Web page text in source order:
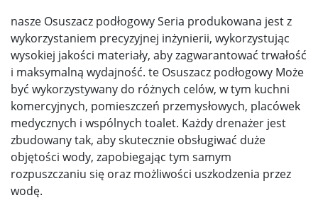
nasze Osuszacz podłogowy Seria produkowana jest z
wykorzystaniem precyzyjnej inżynierii, wykorzystując
wysokiej jakości materiały, aby zagwarantować trwałość
i maksymalną wydajność. te Osuszacz podłogowy Może
być wykorzystywany do różnych celów, w tym kuchni
komercyjnych, pomieszczeń przemysłowych, placówek
medycznych i wspólnych toalet. Każdy drenażer jest
zbudowany tak, aby skutecznie obsługiwać duże
objętości wody, zapobiegając tym samym
rozpuszczaniu się oraz możliwości uszkodzenia przez
wodę.